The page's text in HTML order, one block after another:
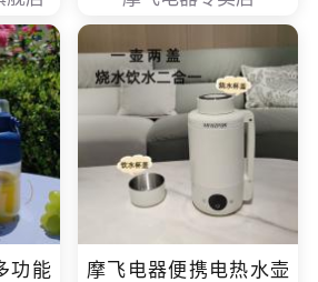
功能
摩飞电器便携电热水壶